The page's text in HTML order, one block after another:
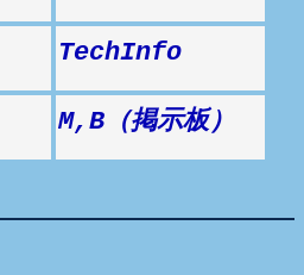
TechInfo
M,B（掲示板）